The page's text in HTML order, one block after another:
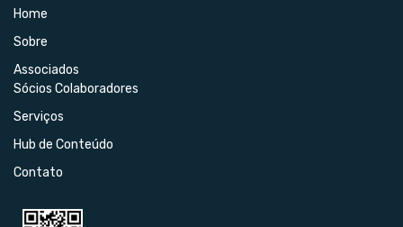
Home
Sobre
Associados
Sócios Colaboradores
Serviços
Hub de Conteúdo
Contato